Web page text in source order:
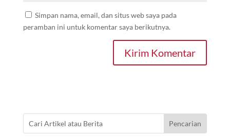
Simpan nama, email, dan situs web saya pada
peramban ini untuk komentar saya berikutnya.
Kirim Komentar